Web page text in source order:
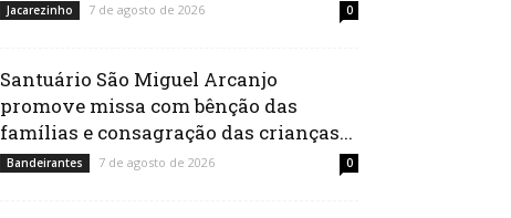
Jacarezinho 7 de agosto de 2026 0
Santuário São Miguel Arcanjo
promove missa com bênção das
famílias e consagração das crianças...
Bandeirantes 7 de agosto de 2026 0